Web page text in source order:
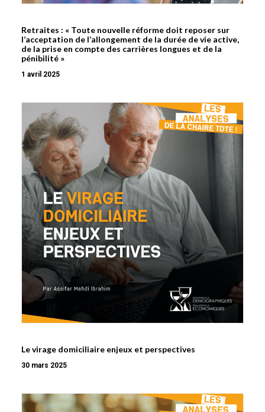
Retraites : « Toute nouvelle réforme doit reposer sur
l’acceptation de l’allongement de la durée de vie active,
de la prise en compte des carrières longues et de la
pénibilité »
1 avril 2025
Le virage domiciliaire enjeux et perspectives
30 mars 2025